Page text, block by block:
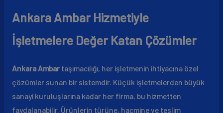
Ankara Ambar Hizmetiyle
İşletmelere Değer Katan Çözümler
Ankara Ambartaşımacılığı, her işletmenin ihtiyacına özel
çözümler sunan bir sistemdir. Küçük işletmelerden büyük
sanayi kuruluşlarına kadar her firma, bu hizmetten
faydalanabilir. Ürünlerin türüne, hacmine ve teslim